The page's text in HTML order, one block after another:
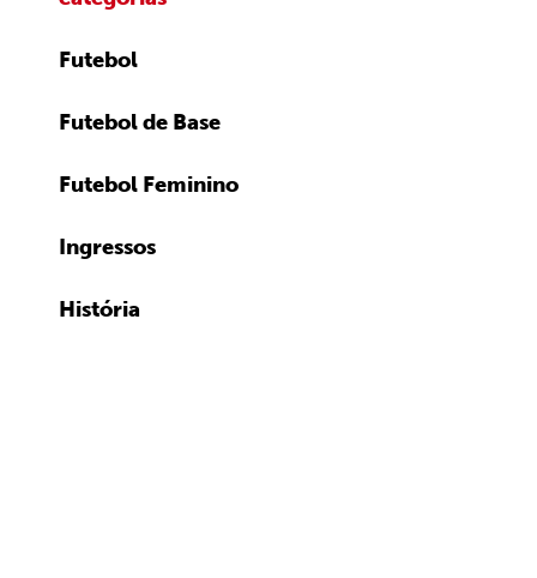
Futebol
Futebol de Base
Futebol Feminino
Ingressos
História